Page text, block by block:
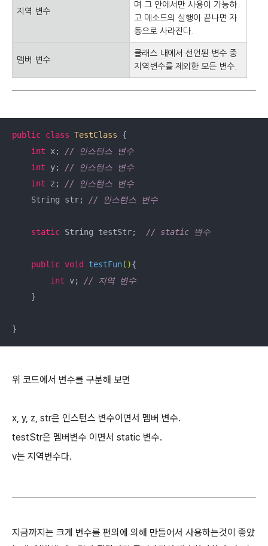
지역 변수
며 그 안에서만 사용이 가능하
고 메소드의 실행이 끝나면 자
동으로 사라진다.
멤버 변수
클래스 내에서 선언된 변수 중
지역변수를 제외한 모든 변수.
public class TestClass
{
int x; // 인스턴스 변수
int y; // 인스턴스 변수
int z; // 인스턴스 변수
    String str;
// 인스턴스 변수
static String testStr; // static 변수
public void testFun(){
int v; // 지역 변수
    }
}
위 코드에서 변수를 구분해 보면
x, y, z, str은 인스턴스 변수이면서 멤버 변수.
testStr은 멤버변수 이면서 static 변수.
v는 지역변수다.
지금까지는 크게 변수를 편의에 의해 만들어서 사용하는것이 좋았